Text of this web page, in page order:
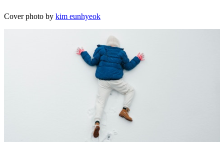
Cover photo by kim eunhyeok